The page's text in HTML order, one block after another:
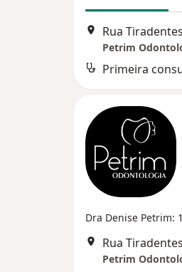
Petrim
Dra Denise Petrim:
Petrim